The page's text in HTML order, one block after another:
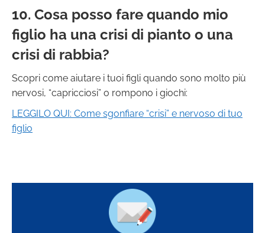
10. Cosa posso fare quando mio
figlio ha una crisi di pianto o una
crisi di rabbia?
Scopri come aiutare i tuoi figli quando sono molto più
nervosi, “capricciosi” o rompono i giochi:
LEGGILO QUI: Come sgonfiare “crisi” e nervoso di tuo
figlio